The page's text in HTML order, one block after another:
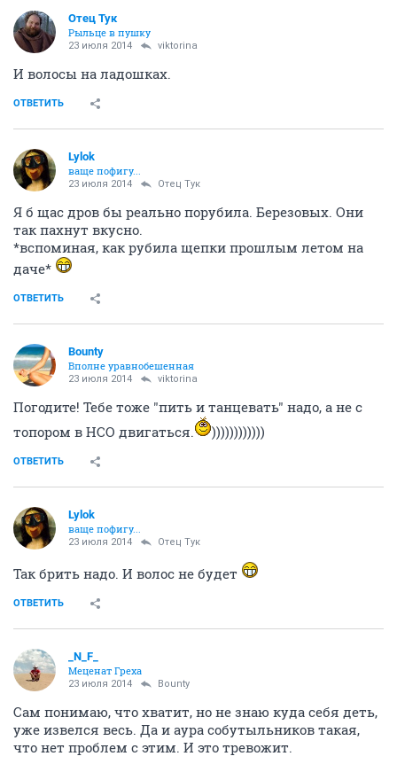
Отец Тук
Рыльце в пушку
23 июля 2014 viktorina
И волосы на ладошках.
ОТВЕТИТЬ
Lylok
ваще пофигу...
23 июля 2014 Отец Тук
Я б щас дров бы реально порубила. Березовых. Они
так пахнут вкусно.
*вспоминая, как рубила щепки прошлым летом на
даче*
ОТВЕТИТЬ
Bounty
Вполне уравнобешенная
23 июля 2014 viktorina
Погодите! Тебе тоже "пить и танцевать" надо, а не с
топором в НСО двигаться.
))))))))))))
ОТВЕТИТЬ
Lylok
ваще пофигу...
23 июля 2014 Отец Тук
Так брить надо. И волос не будет
ОТВЕТИТЬ
_N_F_
Меценат Греха
23 июля 2014 Bounty
Сам понимаю, что хватит, но не знаю куда себя деть,
уже извелся весь. Да и аура собутыльников такая,
что нет проблем с этим. И это тревожит.